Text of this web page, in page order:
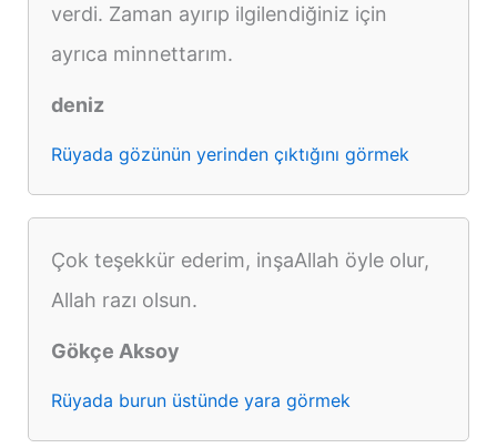
verdi. Zaman ayırıp ilgilendiğiniz için
ayrıca minnettarım.
deniz
Rüyada gözünün yerinden çıktığını görmek
Çok teşekkür ederim, inşaAllah öyle olur,
Allah razı olsun.
Gökçe Aksoy
Rüyada burun üstünde yara görmek